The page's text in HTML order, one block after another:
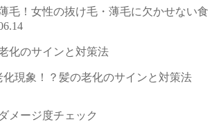
毛！女性の抜け毛・薄毛に欠かせない食
化現象！？髪の老化のサインと対策法